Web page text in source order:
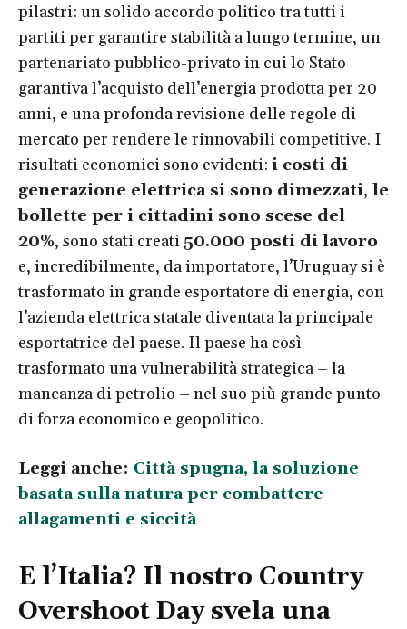
pilastri: un solido accordo politico tra tutti i
partiti per garantire stabilità a lungo termine, un
partenariato pubblico-privato in cui lo Stato
garantiva l’acquisto dell’energia prodotta per 20
anni, e una profonda revisione delle regole di
mercato per rendere le rinnovabili competitive. I
risultati economici sono evidenti: i costi di
generazione elettrica si sono dimezzati, le
bollette per i cittadini sono scese del
20%, sono stati creati50.000 posti di lavoro
e, incredibilmente, da importatore, l’Uruguay si è
trasformato in grande esportatore di energia, con
l’azienda elettrica statale diventata la principale
esportatrice del paese. Il paese ha così
trasformato una vulnerabilità strategica – la
mancanza di petrolio – nel suo più grande punto
di forza economico e geopolitico.
Leggi anche: Città spugna, la soluzione
basata sulla natura per combattere
allagamenti e siccità
E l’Italia? Il nostro Country
Overshoot Day svela una